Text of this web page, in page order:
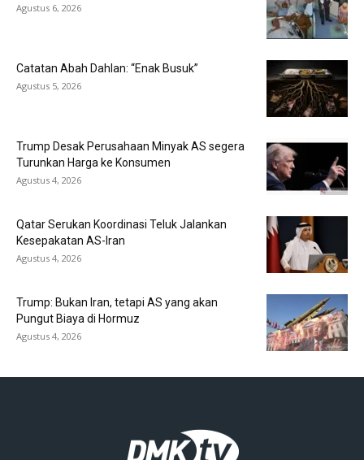
Agustus 6, 2026
Catatan Abah Dahlan: “Enak Busuk”
Agustus 5, 2026
Trump Desak Perusahaan Minyak AS segera
Turunkan Harga ke Konsumen
Agustus 4, 2026
Qatar Serukan Koordinasi Teluk Jalankan
Kesepakatan AS-Iran
Agustus 4, 2026
Trump: Bukan Iran, tetapi AS yang akan
Pungut Biaya di Hormuz
Agustus 4, 2026